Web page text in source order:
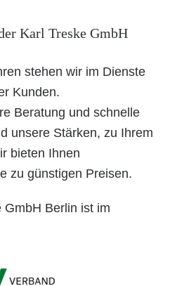
Karl Treske GmbH
stehen wir im Dienste
Kunden.
Beratung und schnelle
unsere Stärken, zu Ihrem
bieten Ihnen
zu günstigen Preisen.
GmbH Berlin ist im